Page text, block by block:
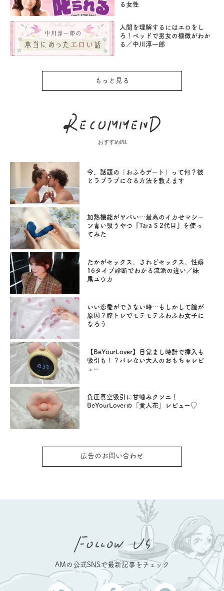
る女性
人間を理解するにはエロをし
ろ！ベッドで男女の機微がわか
る／中川淳一郎
もっと見る
おすすめPR
今、話題の「おふろデート」って何？彼
とラブラブになる方法を教えます
加熱機能がヤバい…最高のイカせマシー
ン青い吸うやつ『Tara S 2代目』を使っ
てみた
たかがセックス。されどセックス。性癖
16タイプ診断でわかる流派の違い／妹
尾ユウカ
いい恋愛ができない時…もしかして膣が
原因？膣トレでモテモテふわふわ女子に
なろう
【BeYourLover】目覚まし時計で挿入も
吸引も！？バレない大人のおもちゃレビ
ュー
負圧真空吸引に甘噛みクンニ！
BeYourLoverの「食人花」レビュー♡
広告のお問い合わせ
AMの公式SNSで最新記事をチェック